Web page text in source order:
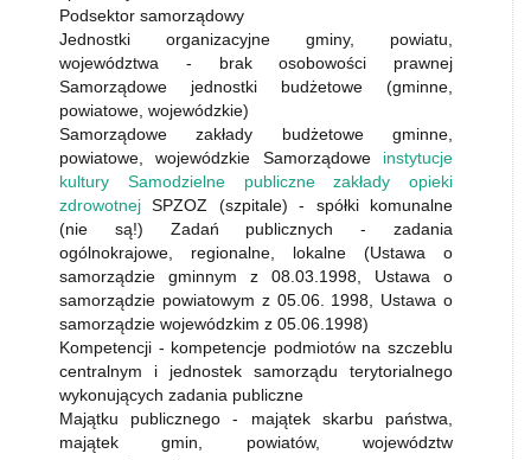
Podsektor samorządowy
Jednostki organizacyjne gminy, powiatu,
województwa - brak osobowości prawnej
Samorządowe jednostki budżetowe (gminne,
powiatowe, wojewódzkie)
Samorządowe zakłady budżetowe gminne,
powiatowe, wojewódzkie Samorządowe instytucje
kultury Samodzielne publiczne zakłady opieki
zdrowotnej SPZOZ (szpitale) - spółki komunalne
(nie są!) Zadań publicznych - zadania
ogólnokrajowe, regionalne, lokalne (Ustawa o
samorządzie gminnym z 08.03.1998, Ustawa o
samorządzie powiatowym z 05.06. 1998, Ustawa o
samorządzie wojewódzkim z 05.06.1998)
Kompetencji - kompetencje podmiotów na szczeblu
centralnym i jednostek samorządu terytorialnego
wykonujących zadania publiczne
Majątku publicznego - majątek skarbu państwa,
majątek gmin, powiatów, województw